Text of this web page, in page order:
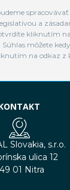
a
kliknutím
môžete
na odkaz z
Slovakia, s.r.o.
ulica 12
01 Nitra